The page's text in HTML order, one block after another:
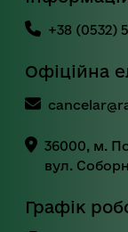
+38 (0532)
Офіційна
36000, м.
вул.
Графік